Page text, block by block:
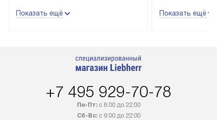
до подъезда, выезд за МКАД
в течение трех дней. Доставка
регионы осуществляется через
100% предоплаты наша компания
Показать ещё
эксплуатации
Стоимость
Показать ещё
+7 495 929-70-78
Пн-Пт:с 8:00 до 22:00
Сб-Вс:с 9:00 до 22:00